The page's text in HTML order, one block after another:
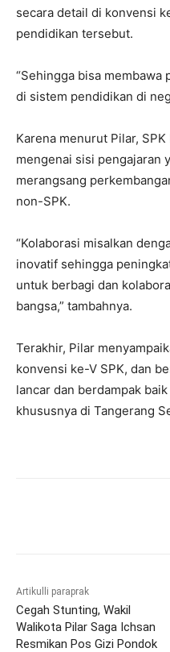
secara detail di konvensi
pendidikan tersebut.
“Sehingga bisa membawa
di sistem pendidikan di
Karena menurut Pilar,
mengenai sisi pengajaran
merangsang
non-SPK.
“Kolaborasi misalkan
inovatif sehingga
untuk berbagi dan
bangsa,” tambahnya.
Terakhir, Pilar
konvensi ke-V SPK, dan
lancar dan berdampak
khususnya di Tangerang
Artikulli paraprak
Cegah Stunting, Wakil
Walikota Pilar Saga Ichsan
Resmikan Pos Gizi Pondok